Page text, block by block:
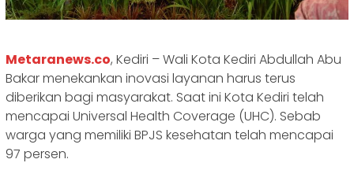
Metaranews.co, Kediri – Wali Kota Kediri Abdullah Abu
Bakar menekankan inovasi layanan harus terus
diberikan bagi masyarakat. Saat ini Kota Kediri telah
mencapai Universal Health Coverage (UHC). Sebab
warga yang memiliki BPJS kesehatan telah mencapai
97 persen.